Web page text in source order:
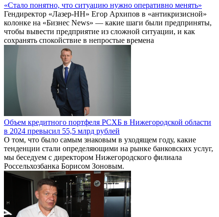
«Стало понятно, что ситуацию нужно оперативно менять»
Гендиректор «Лазер-НН» Егор Архипов в «антикризисной»
колонке на «Бизнес News» — какие шаги были предприняты,
чтобы вывести предприятие из сложной ситуации, и как
сохранять спокойствие в непростые времена
Объем кредитного портфеля РСХБ в Нижегородской области
в 2024 превысил 55,5 млрд рублей
О том, что было самым знаковым в уходящем году, какие
тенденции стали определяющими на рынке банковских услуг,
мы беседуем с директором Нижегородского филиала
Россельхозбанка Борисом Зоновым.